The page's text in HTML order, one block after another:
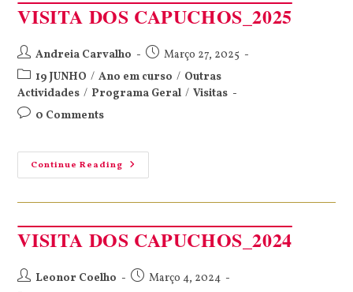
VISITA DOS CAPUCHOS_2025
Andreia Carvalho
Março 27, 2025
19 JUNHO / Ano em curso / Outras
Actividades / Programa Geral / Visitas
0 Comments
Continue Reading
VISITA DOS CAPUCHOS_2024
Leonor Coelho
Março 4, 2024